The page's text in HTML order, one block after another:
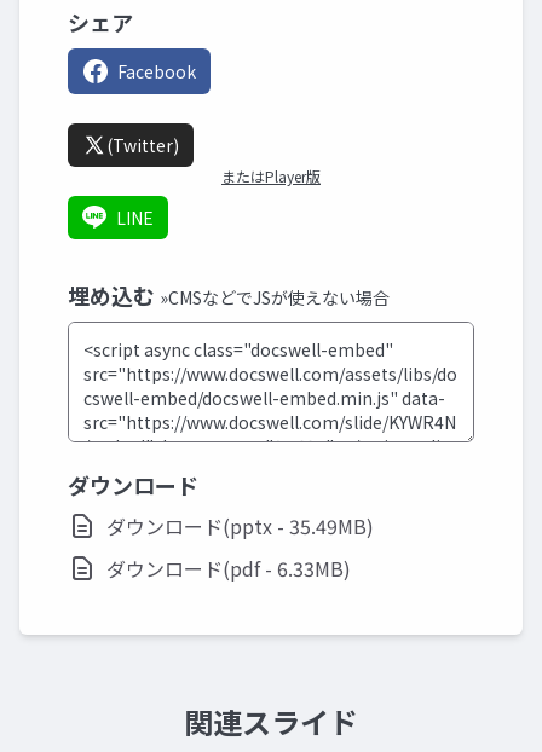
シェア
Facebook
(Twitter)
またはPlayer版
LINE
埋め込む »CMSなどでJSが使えない場合
ダウンロード
ダウンロード(pptx - 35.49MB)
ダウンロード(pdf - 6.33MB)
関連スライド